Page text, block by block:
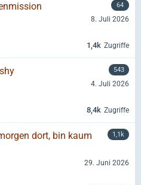
64
8. Juli 2026
Zugriffe
1,4k
543
4. Juli 2026
Zugriffe
8,4k
dort, bin kaum
1,1k
29. Juni 2026